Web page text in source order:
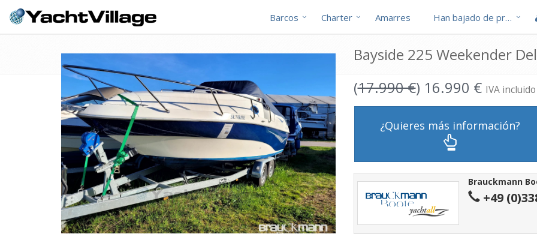
Barcos Charter Amarres Han bajado de precio
Bayside 225 Weekender
(17.990 €) 16.990 € IVA incluido
¿Quieres más información?
Brauckmann
+49